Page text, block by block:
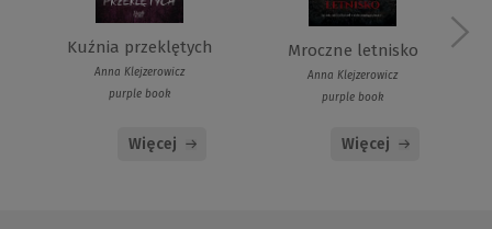
Kuźnia przeklętych
Anna Klejzerowicz
purple book
Więcej
Mroczne letnisko
Anna Klejzerowicz
purple book
Więcej